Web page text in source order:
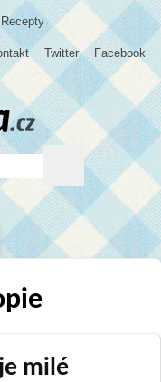
Recepty
Twitter Facebook
milé